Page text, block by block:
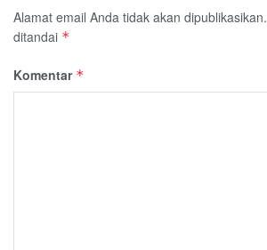
Alamat email Anda tidak akan dipublikasikan.
ditandai *
Komentar *